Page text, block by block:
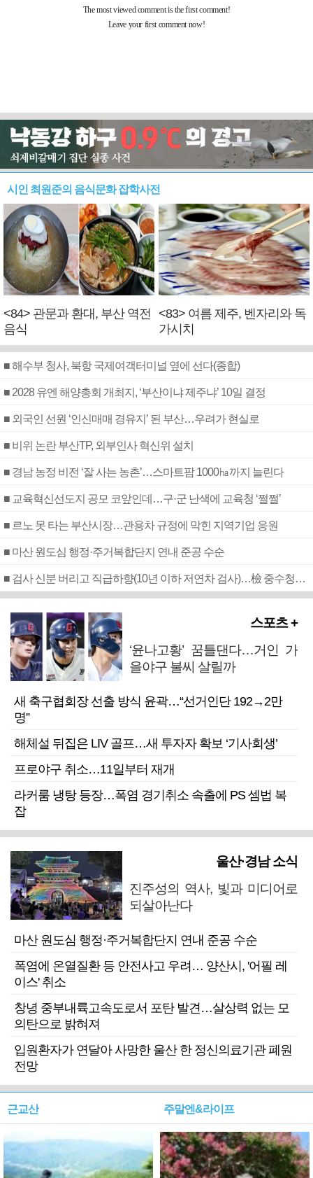
시인 최원준의 음식문화 잡학사전
<84> 관문과 환대, 부산 역전
음식
<83> 여름 제주, 벤자리와 독
가시치
■ 해수부 청사, 북항 국제여객터미널 옆에 선다(종합)
■ 2028 유엔 해양총회 개최지, ‘부산이냐 제주냐’ 10일 결정
■ 외국인 선원 ‘인신매매 경유지’ 된 부산…우려가 현실로
■ 비위 논란 부산TP, 외부인사 혁신위 설치
■ 경남 농정 비전 ‘잘 사는 농촌’…스마트팜 1000㏊까지 늘린다
■ 교육혁신선도지 공모 코앞인데…구·군 난색에 교육청 ‘쩔쩔’
■ 르노 못 타는 부산시장…관용차 규정에 막힌 지역기업 응원
■ 마산 원도심 행정·주거복합단지 연내 준공 수순
■ 검사 신분 버리고 직급하향(10년 이하 저연차 검사)…檢 중수청행 기피
스포츠 +
‘윤나고황’ 꿈틀댄다…거인 가
을야구 불씨 살릴까
새 축구협회장 선출 방식 윤곽…“선거인단 192→2만
명”
해체설 뒤집은 LIV 골프…새 투자자 확보 ‘기사회생’
프로야구 취소…11일부터 재개
라커룸 냉탕 등장…폭염 경기취소 속출에 PS 셈법 복
잡
울산·경남 소식
진주성의 역사, 빛과 미디어로
되살아난다
마산 원도심 행정·주거복합단지 연내 준공 수순
폭염에 온열질환 등 안전사고 우려… 양산시, '어필 레
이스' 취소
창녕 중부내륙고속도로서 포탄 발견…살상력 없는 모
의탄으로 밝혀져
입원환자가 연달아 사망한 울산 한 정신의료기관 폐원
전망
근교산 주말엔&라이프